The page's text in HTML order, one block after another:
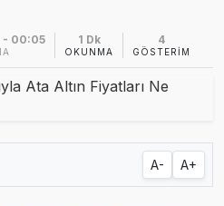
Ezine’de Arıcılık Eğitimi İçin Kayıtlar Açıldı
- 00:05 1 Dk
OKUNMA
4
GÖSTERIM
A- A+